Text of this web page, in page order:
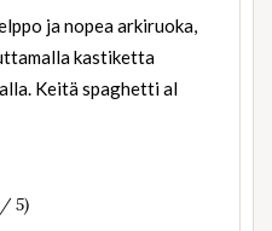
ja nopea arkiruoka,
kastiketta
Keitä spaghetti al
5)